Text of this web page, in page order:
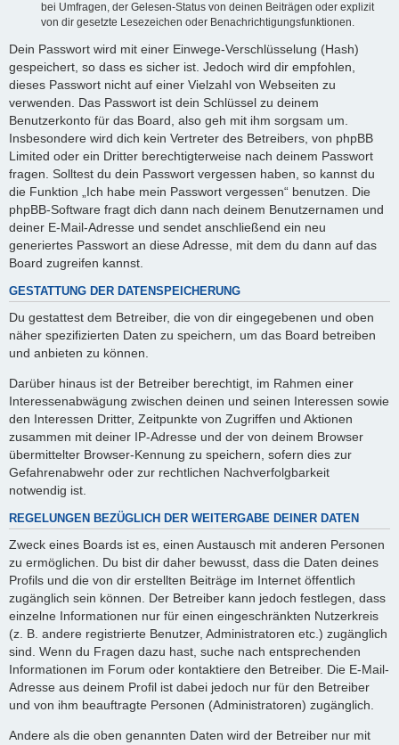
bei Umfragen, der Gelesen-Status von deinen Beiträgen oder explizit
von dir gesetzte Lesezeichen oder Benachrichtigungsfunktionen.
Dein Passwort wird mit einer Einwege-Verschlüsselung (Hash)
gespeichert, so dass es sicher ist. Jedoch wird dir empfohlen,
dieses Passwort nicht auf einer Vielzahl von Webseiten zu
verwenden. Das Passwort ist dein Schlüssel zu deinem
Benutzerkonto für das Board, also geh mit ihm sorgsam um.
Insbesondere wird dich kein Vertreter des Betreibers, von phpBB
Limited oder ein Dritter berechtigterweise nach deinem Passwort
fragen. Solltest du dein Passwort vergessen haben, so kannst du
die Funktion „Ich habe mein Passwort vergessen“ benutzen. Die
phpBB-Software fragt dich dann nach deinem Benutzernamen und
deiner E-Mail-Adresse und sendet anschließend ein neu
generiertes Passwort an diese Adresse, mit dem du dann auf das
Board zugreifen kannst.
GESTATTUNG DER DATENSPEICHERUNG
Du gestattest dem Betreiber, die von dir eingegebenen und oben
näher spezifizierten Daten zu speichern, um das Board betreiben
und anbieten zu können.
Darüber hinaus ist der Betreiber berechtigt, im Rahmen einer
Interessenabwägung zwischen deinen und seinen Interessen sowie
den Interessen Dritter, Zeitpunkte von Zugriffen und Aktionen
zusammen mit deiner IP-Adresse und der von deinem Browser
übermittelter Browser-Kennung zu speichern, sofern dies zur
Gefahrenabwehr oder zur rechtlichen Nachverfolgbarkeit
notwendig ist.
REGELUNGEN BEZÜGLICH DER WEITERGABE DEINER DATEN
Zweck eines Boards ist es, einen Austausch mit anderen Personen
zu ermöglichen. Du bist dir daher bewusst, dass die Daten deines
Profils und die von dir erstellten Beiträge im Internet öffentlich
zugänglich sein können. Der Betreiber kann jedoch festlegen, dass
einzelne Informationen nur für einen eingeschränkten Nutzerkreis
(z. B. andere registrierte Benutzer, Administratoren etc.) zugänglich
sind. Wenn du Fragen dazu hast, suche nach entsprechenden
Informationen im Forum oder kontaktiere den Betreiber. Die E-Mail-
Adresse aus deinem Profil ist dabei jedoch nur für den Betreiber
und von ihm beauftragte Personen (Administratoren) zugänglich.
Andere als die oben genannten Daten wird der Betreiber nur mit